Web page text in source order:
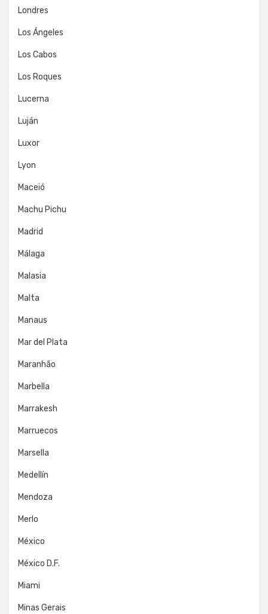
Londres
Los Ángeles
Los Cabos
Los Roques
Lucerna
Luján
Luxor
Lyon
Maceió
Machu Pichu
Madrid
Málaga
Malasia
Malta
Manaus
Mar del Plata
Maranhão
Marbella
Marrakesh
Marruecos
Marsella
Medellín
Mendoza
Merlo
México
México D.F.
Miami
Minas Gerais